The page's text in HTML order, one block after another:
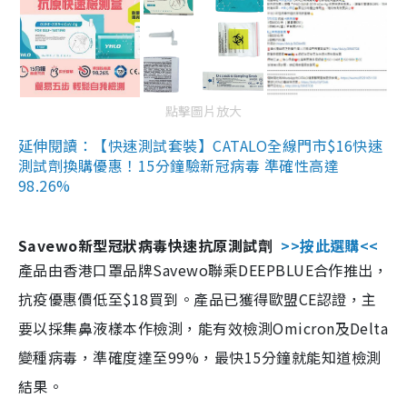
點擊圖片放大
延伸閱讀：【快速測試套裝】CATALO全線門市$16快速
測試劑換購優惠！15分鐘驗新冠病毒 準確性高達
98.26%
Savewo新型冠狀病毒快速抗原測試劑 >>按此選購<<
產品由香港口罩品牌Savewo聯乘DEEPBLUE合作推出，
抗疫優惠價低至$18買到。產品已獲得歐盟CE認證，主
要以採集鼻液樣本作檢測，能有效檢測Omicron及Delta
變種病毒，準確度達至99%，最快15分鐘就能知道檢測
結果。